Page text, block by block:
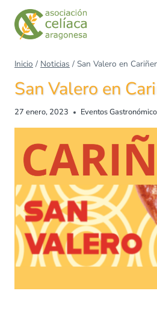
Inicio / Noticias / San Valero en
San Valero en
27 enero, 2023 Eventos